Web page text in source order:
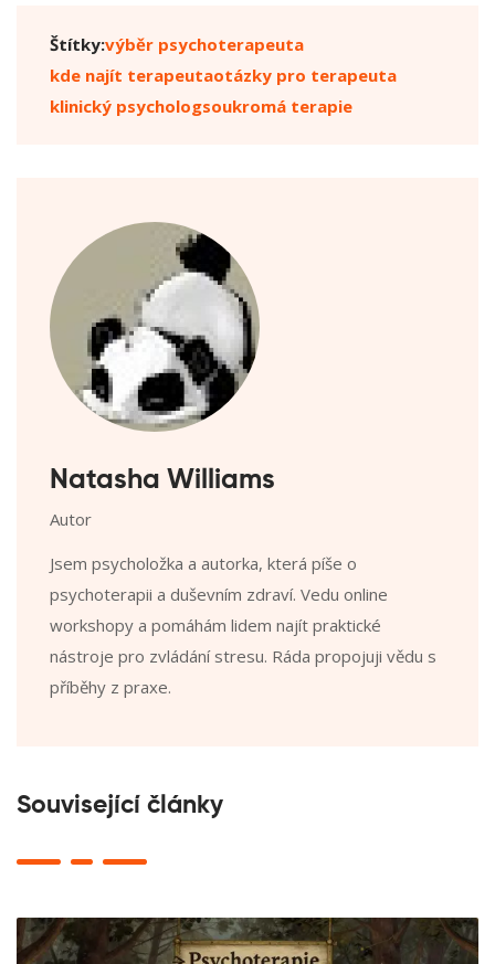
Štítky:výběr psychoterapeuta
kde najít terapeutaotázky pro terapeuta
klinický psychologsoukromá terapie
Natasha Williams
Autor
Jsem psycholožka a autorka, která píše o
psychoterapii a duševním zdraví. Vedu online
workshopy a pomáhám lidem najít praktické
nástroje pro zvládání stresu. Ráda propojuji vědu s
příběhy z praxe.
Související články